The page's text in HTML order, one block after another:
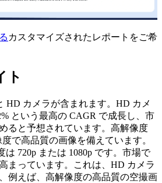
カスタマイズされたレポートをご希
ト
HD カメラが含まれます。HD カメ
という最高の CAGR で成長し、市
ると予想されています。高解像度
で高品質の画像を備えています。
720p または 1080p です。市場で
まっています。これは、HD カメラ
例えば、高解像度の高品質の空撮画